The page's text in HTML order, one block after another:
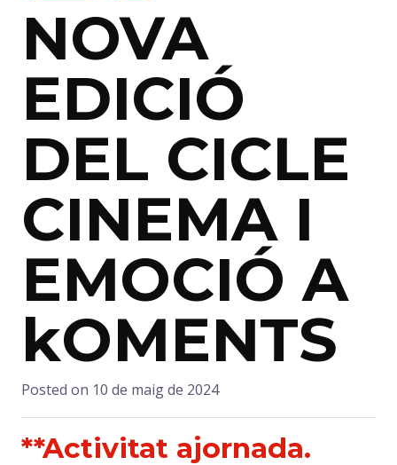
NOVA
EDICIÓ
DEL CICLE
CINEMA I
EMOCIÓ A
kOMENTS
Posted on 10 de maig de 2024
**Activitat ajornada.